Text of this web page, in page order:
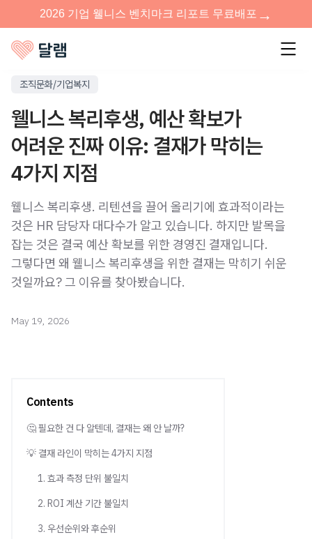
조직문화/기업복지
웰니스 복리후생, 예산 확보가
어려운 진짜 이유: 결재가 막히는
4가지 지점
웰니스 복리후생. 리텐션을 끌어 올리기에 효과적이라는
것은 HR 담당자 대다수가 알고 있습니다. 하지만 발목을
잡는 것은 결국 예산 확보를 위한 경영진 결재입니다.
그렇다면 왜 웰니스 복리후생을 위한 결재는 막히기 쉬운
것일까요? 그 이유를 찾아봤습니다.
May 19, 2026
Contents
🤔 필요한 건 다 알텐데, 결재는 왜 안 날까?
💡 결재 라인이 막히는 4가지 지점
1. 효과 측정 단위 불일치
2. ROI 계산 기간 불일치
3. 우선순위와 후순위